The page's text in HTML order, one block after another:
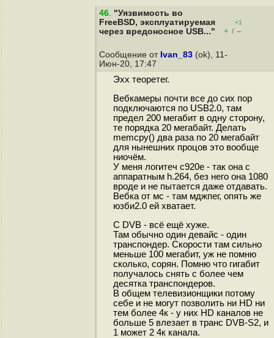
46. "Уязвимость во
FreeBSD, эксплуатируемая
через вредоносное USB..."
+1
+ / –
Сообщение от Ivan_83 (ok), 11-
Июн-20, 17:47
Эхх теоретег.
Вебкамеры почти все до сих пор
подключаются по USB2.0, там
предел 200 мегабит в одну сторону,
те порядка 20 мегабайт. Делать
memcpy() два раза по 20 мегабайт
для нынешних процов это вообще
ниочём.
У меня логитеч с920е - так она с
аппаратным h.264, без него она 1080
вроде и не пытается даже отдавать.
Вебка от мс - там мджпег, опять же
юзби2.0 ей хватает.
С DVB - всё ещё хуже.
Там обычно один девайс - один
транспондер. Скорости там сильно
меньше 100 мегабит, уж не помню
сколько, сорян. Помню что гигабит
получалось снять с более чем
десятка транспондеров.
В общем телевизионщики потому
себе и не могут позволить ни HD ни
тем более 4к - у них HD каналов не
больше 5 влезает в транс DVB-S2, и
1 может 2 4к канала.